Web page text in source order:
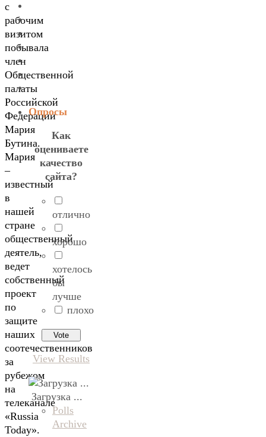
с
рабочим
визитом
побывала
член
Общественной
палаты
Российской
Федерации
Мария
Бутина.
Мария
–
известный
в
нашей
стране
общественный
деятель,
ведет
собственный
проект
по
защите
наших
соотечественников
за
рубежом
на
телеканале
«Russia
Today».
Опросы
Как
оцениваете
качество
сайта?
отлично
хорошо
хотелось
бы
лучше
плохо
View Results
Загрузка ...
Polls
Archive